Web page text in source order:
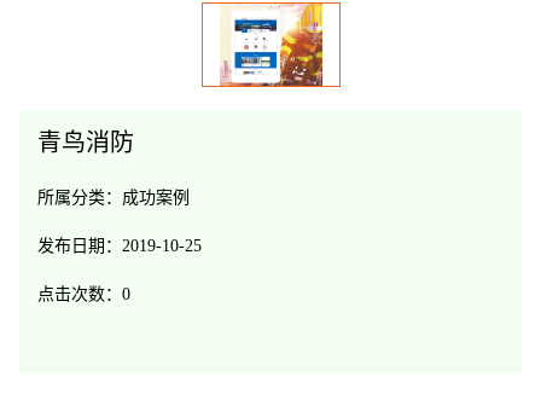
青鸟消防
所属分类： 成功案例
发布日期： 2019-10-25
点击次数： 0